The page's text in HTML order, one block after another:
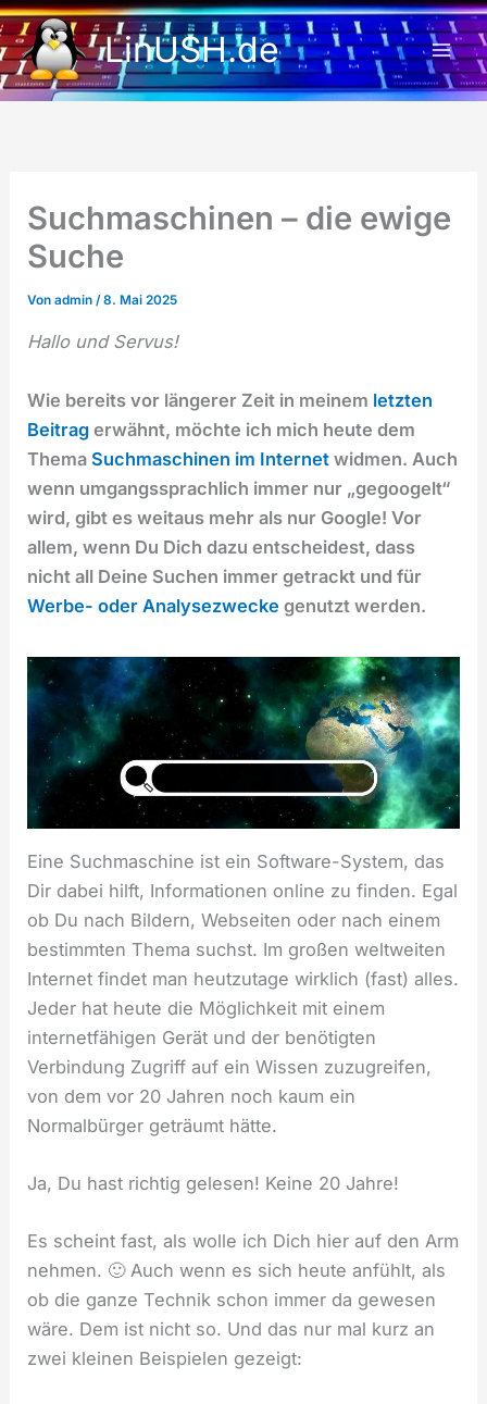
Zum
Inhalt
springen
LinUSH.de
Suchmaschinen – die ewige
Suche
Vonadmin/8. Mai 2025
Hallo und Servus!
Wie bereits vor längerer Zeit in meinem letzten
Beitrag erwähnt, möchte ich mich heute dem
ThemaSuchmaschinen im Internet widmen. Auch
wenn umgangssprachlich immer nur „gegoogelt“
wird, gibt es weitaus mehr als nur Google! Vor
allem, wenn Du Dich dazu entscheidest, dass
nicht all Deine Suchen immer getrackt und für
Werbe- oder Analysezwecke genutzt werden.
Eine Suchmaschine ist ein Software-System, das
Dir dabei hilft, Informationen online zu finden. Egal
ob Du nach Bildern, Webseiten oder nach einem
bestimmten Thema suchst. Im großen weltweiten
Internet findet man heutzutage wirklich (fast) alles.
Jeder hat heute die Möglichkeit mit einem
internetfähigen Gerät und der benötigten
Verbindung Zugriff auf ein Wissen zuzugreifen,
von dem vor 20 Jahren noch kaum ein
Normalbürger geträumt hätte.
Ja, Du hast richtig gelesen! Keine 20 Jahre!
Es scheint fast, als wolle ich Dich hier auf den Arm
nehmen. 🙂 Auch wenn es sich heute anfühlt, als
ob die ganze Technik schon immer da gewesen
wäre. Dem ist nicht so. Und das nur mal kurz an
zwei kleinen Beispielen gezeigt: